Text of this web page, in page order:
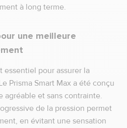
à long terme.
une meilleure
essentiel pour assurer la
Prisma Smart Max a été conçu
agréable et sans contrainte.
de la pression permet
en évitant une sensation